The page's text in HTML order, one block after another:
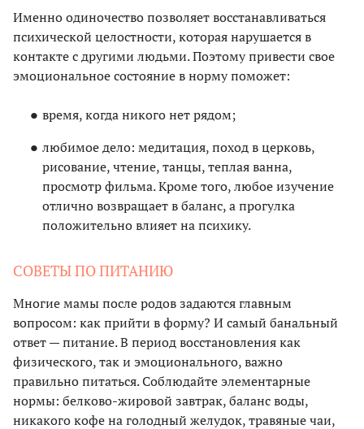
Именно одиночество позволяет восстанавливаться
психической целостности, которая нарушается в
контакте с другими людьми. Поэтому привести свое
эмоциональное состояние в норму поможет:
время, когда никого нет рядом;
любимое дело: медитация, поход в церковь,
рисование, чтение, танцы, теплая ванна,
просмотр фильма. Кроме того, любое изучение
отлично возвращает в баланс, а прогулка
положительно влияет на психику.
СОВЕТЫ ПО ПИТАНИЮ
Многие мамы после родов задаются главным
вопросом: как прийти в форму? И самый банальный
ответ — питание. В период восстановления как
физического, так и эмоционального, важно
правильно питаться. Соблюдайте элементарные
нормы: белково-жировой завтрак, баланс воды,
никакого кофе на голодный желудок, травяные чаи,